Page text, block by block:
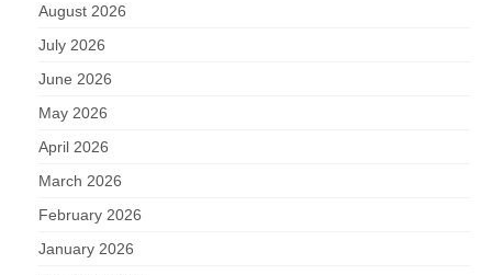
August 2026
July 2026
June 2026
May 2026
April 2026
March 2026
February 2026
January 2026